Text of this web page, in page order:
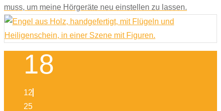
muss, um meine Hörgeräte neu einstellen zu lassen.
18
12
25